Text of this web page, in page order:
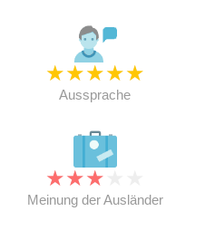
★★★★★
Aussprache
★★★
Meinung der Ausländer